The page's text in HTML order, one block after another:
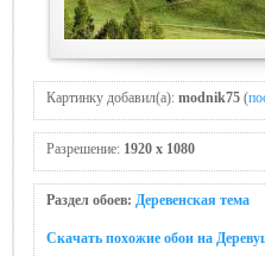
Картинку добавил(а): modnik75 (
Разрешение: 1920 x 1080
Раздел обоев: Деревенская тема
Скачать похожие обои на